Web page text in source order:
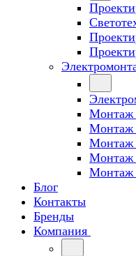
Монтаж
Монтаж
Монтаж
Монтаж
Монтаж
Блог
Контакты
Бренды
Компания